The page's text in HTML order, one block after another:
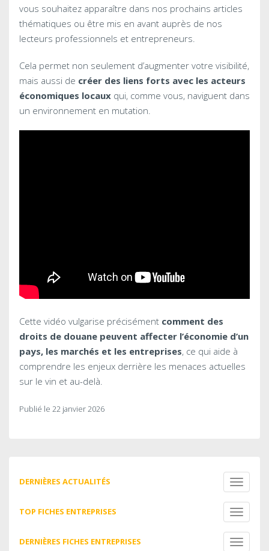
vous souhaitez apparaître dans nos prochains articles
thématiques ou être mis en avant auprès de nos
lecteurs professionnels et entrepreneurs.
Cela permet non seulement d’augmenter votre visibilité,
mais aussi de créer des liens forts avec les acteurs
économiques locaux qui, comme vous, naviguent dans
un environnement en mutation.
Cette vidéo vulgarise précisément comment des
droits de douane peuvent affecter l’économie d’un
pays, les marchés et les entreprises, ce qui aide à
comprendre les enjeux derrière les menaces actuelles
sur le vin et au-delà.
Publié le 22 janvier 2026
DERNIÈRES ACTUALITÉS
Toggle
TOP FICHES ENTREPRISES
Toggle
DERNIÈRES FICHES ENTREPRISES
Toggle